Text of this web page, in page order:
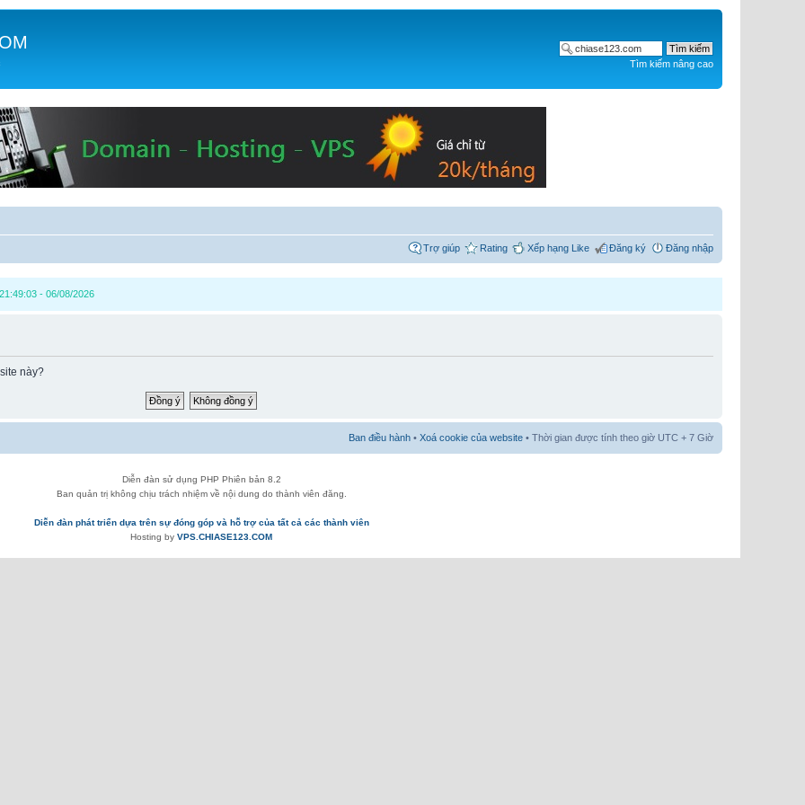
Tìm kiếm nâng cao
Trợ giúp Rating Xếp hạng Like Đăng ký Đăng nhập
- 06/08/2026
này?
Ban điều hành • Xoá cookie của website • Thời gian được tính theo giờ UTC + 7 Giờ
Diễn đàn sử dụng PHP Phiên bản 8.2
Ban quản trị không chịu trách nhiệm về nội dung do thành viên đăng.
Diễn đàn phát triển dựa trên sự đóng góp và hỗ trợ của tất cả các thành viên
Hosting by VPS.CHIASE123.COM